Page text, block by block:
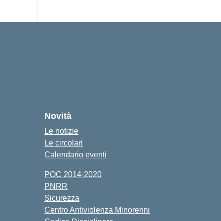
Novità
Le notizie
Le circolari
Calendario eventi
POC 2014-2020
PNRR
Sicurezza
Centro Antiviolenza Minorenni